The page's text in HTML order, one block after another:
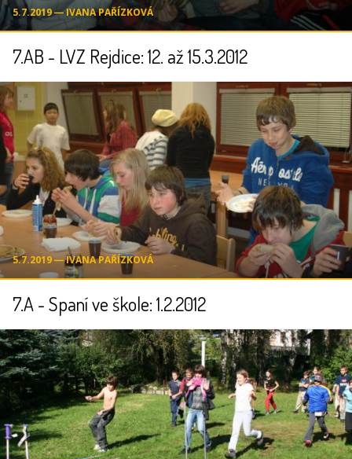
5.7.2019 ― IVANA PAŘÍZKOVÁ
7.AB - LVZ Rejdice: 12. až 15.3.2012
5.7.2019 ― IVANA PAŘÍZKOVÁ
7.A - Spaní ve škole: 1.2.2012